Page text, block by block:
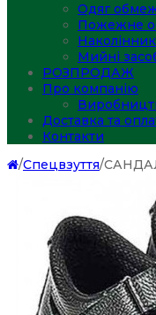
Одяг
Пожежне
Мийні
РОЗПРОДАЖ
Про компанію
Доставка та
Контакти
/Спецвзуття/